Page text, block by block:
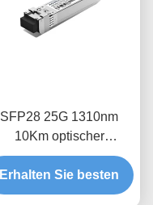
SFP28 25G 1310nm
10Km optischer
Empfängermodul
Erhalten Sie besten